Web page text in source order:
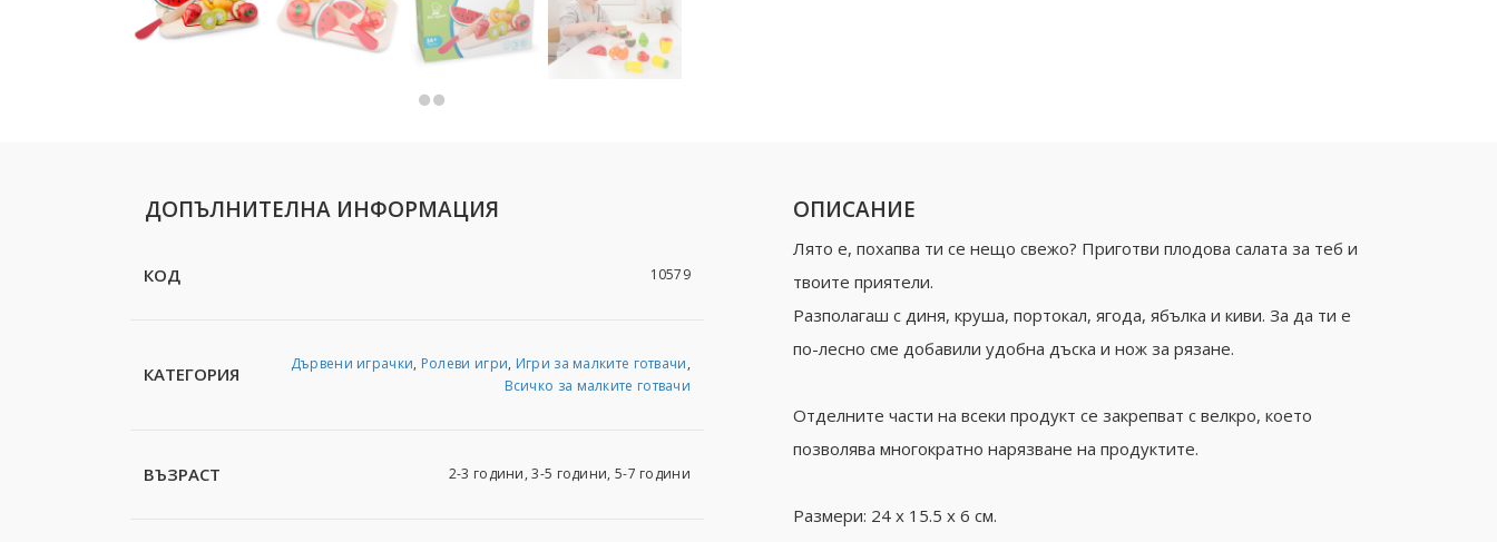
ДОПЪЛНИТЕЛНА ИНФОРМАЦИЯ
КОД 10579
КАТЕГОРИЯ Дървени играчки, Ролеви игри, Игри за малките готвачи,
Всичко за малките готвачи
ВЪЗРАСТ 2-3 години, 3-5 години, 5-7 години
ОПИСАНИЕ
Лято е, похапва ти се нещо свежо? Приготви плодова салата за теб и
твоите приятели.
Разполагаш с диня, круша, портокал, ягода, ябълка и киви. За да ти е
по-лесно сме добавили удобна дъска и нож за рязане.
Отделните части на всеки продукт се закрепват с велкро, което
позволява многократно нарязване на продуктите.
Размери: 24 x 15.5 х 6 см.